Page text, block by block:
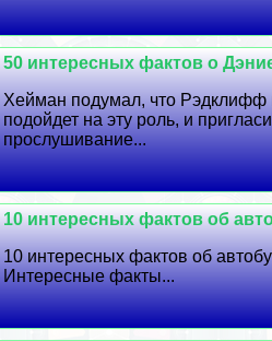
50 интересных фактов о
Хейман подумал, что Рэдклифф
подойдет на эту роль, и
прослушивание...
10 интересных фактов об
10 интересных фактов об
Интересные факты...